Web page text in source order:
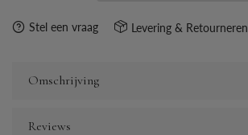
Stel een vraag Levering & Retourneren
Omschrijving
Reviews